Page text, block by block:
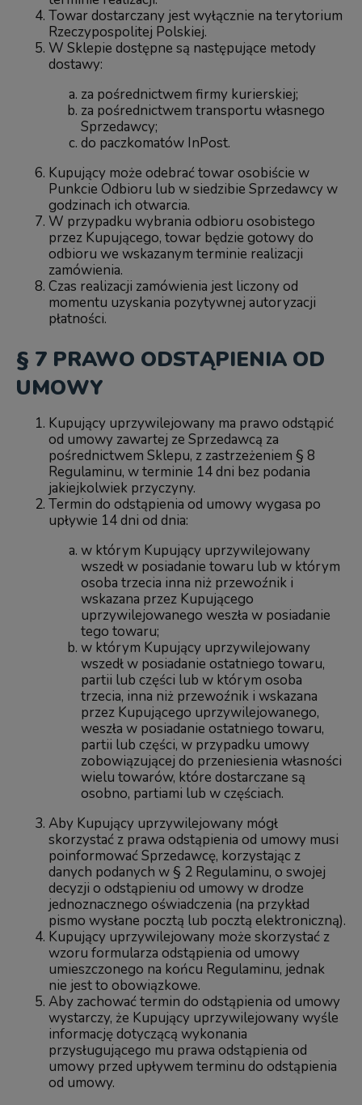
Towar dostarczany jest wyłącznie na terytorium
Rzeczypospolitej Polskiej.
W Sklepie dostępne są następujące metody
dostawy:
za pośrednictwem firmy kurierskiej;
za pośrednictwem transportu własnego
Sprzedawcy;
do paczkomatów InPost.
Kupujący może odebrać towar osobiście w
Punkcie Odbioru lub w siedzibie Sprzedawcy w
godzinach ich otwarcia.
W przypadku wybrania odbioru osobistego
przez Kupującego, towar będzie gotowy do
odbioru we wskazanym terminie realizacji
zamówienia.
Czas realizacji zamówienia jest liczony od
momentu uzyskania pozytywnej autoryzacji
płatności.
§ 7 PRAWO ODSTĄPIENIA OD
UMOWY
Kupujący uprzywilejowany ma prawo odstąpić
od umowy zawartej ze Sprzedawcą za
pośrednictwem Sklepu, z zastrzeżeniem § 8
Regulaminu, w terminie 14 dni bez podania
jakiejkolwiek przyczyny.
Termin do odstąpienia od umowy wygasa po
upływie 14 dni od dnia:
w którym Kupujący uprzywilejowany
wszedł w posiadanie towaru lub w którym
osoba trzecia inna niż przewoźnik i
wskazana przez Kupującego
uprzywilejowanego weszła w posiadanie
tego towaru;
w którym Kupujący uprzywilejowany
wszedł w posiadanie ostatniego towaru,
partii lub części lub w którym osoba
trzecia, inna niż przewoźnik i wskazana
przez Kupującego uprzywilejowanego,
weszła w posiadanie ostatniego towaru,
partii lub części, w przypadku umowy
zobowiązującej do przeniesienia własności
wielu towarów, które dostarczane są
osobno, partiami lub w częściach.
Aby Kupujący uprzywilejowany mógł
skorzystać z prawa odstąpienia od umowy musi
poinformować Sprzedawcę, korzystając z
danych podanych w § 2 Regulaminu, o swojej
decyzji o odstąpieniu od umowy w drodze
jednoznacznego oświadczenia (na przykład
pismo wysłane pocztą lub pocztą elektroniczną).
Kupujący uprzywilejowany może skorzystać z
wzoru formularza odstąpienia od umowy
umieszczonego na końcu Regulaminu, jednak
nie jest to obowiązkowe.
Aby zachować termin do odstąpienia od umowy
wystarczy, że Kupujący uprzywilejowany wyśle
informację dotyczącą wykonania
przysługującego mu prawa odstąpienia od
umowy przed upływem terminu do odstąpienia
od umowy.